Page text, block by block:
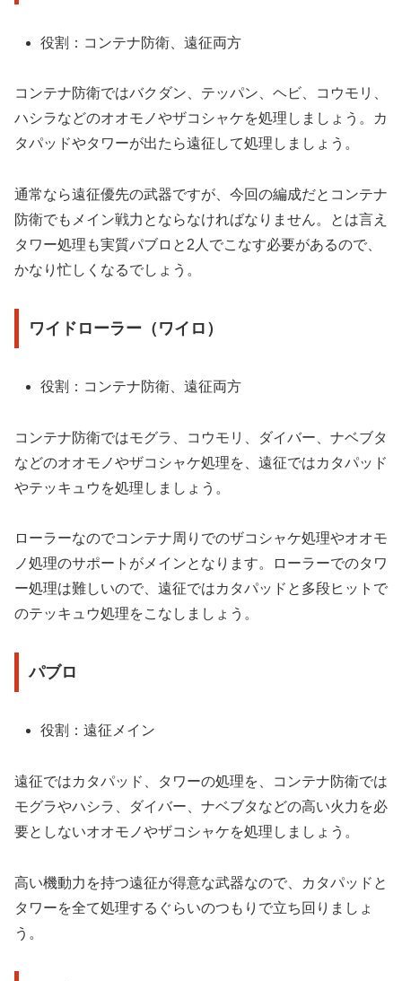
役割：コンテナ防衛、遠征両方
コンテナ防衛ではバクダン、テッパン、ヘビ、コウモリ、
ハシラなどのオオモノやザコシャケを処理しましょう。カ
タパッドやタワーが出たら遠征して処理しましょう。
通常なら遠征優先の武器ですが、今回の編成だとコンテナ
防衛でもメイン戦力とならなければなりません。とは言え
タワー処理も実質パブロと2人でこなす必要があるので、
かなり忙しくなるでしょう。
ワイドローラー（ワイロ）
役割：コンテナ防衛、遠征両方
コンテナ防衛ではモグラ、コウモリ、ダイバー、ナベブタ
などのオオモノやザコシャケ処理を、遠征ではカタパッド
やテッキュウを処理しましょう。
ローラーなのでコンテナ周りでのザコシャケ処理やオオモ
ノ処理のサポートがメインとなります。ローラーでのタワ
ー処理は難しいので、遠征ではカタパッドと多段ヒットで
のテッキュウ処理をこなしましょう。
パブロ
役割：遠征メイン
遠征ではカタパッド、タワーの処理を、コンテナ防衛では
モグラやハシラ、ダイバー、ナベブタなどの高い火力を必
要としないオオモノやザコシャケを処理しましょう。
高い機動力を持つ遠征が得意な武器なので、カタパッドと
タワーを全て処理するぐらいのつもりで立ち回りましょ
う。